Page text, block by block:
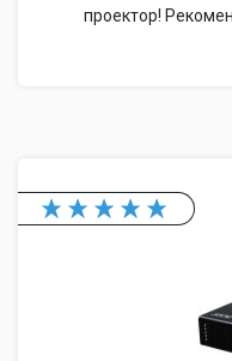
проектор!